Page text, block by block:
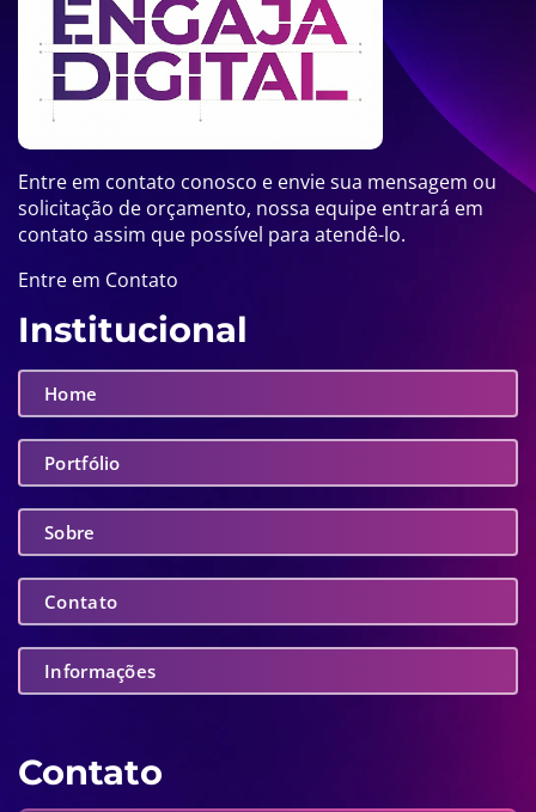
Entre em contato conosco e envie sua mensagem ou
solicitação de orçamento, nossa equipe entrará em
contato assim que possível para atendê-lo.
Entre em Contato
Institucional
Home
Portfólio
Sobre
Contato
Informações
Contato